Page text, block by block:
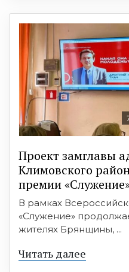
Проект замглавы
Климовского
премии
В рамках
«Служение»
жителях Брянщины, ...
Читать далее